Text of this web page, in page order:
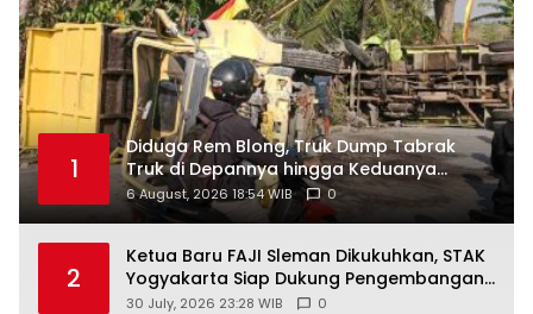
1
Diduga Rem Blong, Truk Dump Tabrak
Truk di Depannya hingga Keduanya
Terguling di Patuk
6 August, 2026 18:54 WIB 0
2
Ketua Baru FAJI Sleman Dikukuhkan, STAK
Yogyakarta Siap Dukung Pengembangan
Arung Jeram DIY
30 July, 2026 23:28 WIB 0